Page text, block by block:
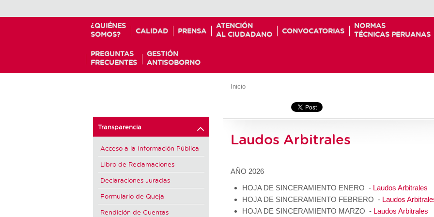
¿QUIÉNES
SOMOS?
CALIDAD PRENSA
ATENCIÓN
AL CIUDADANO
CONVOCATORIAS
NORMAS
TÉCNICAS PERUANAS
PREGUNTAS
FRECUENTES
GESTIÓN
ANTISOBORNO
Transparencia
Acceso a la Información Pública
Libro de Reclamaciones
Declaraciones Juradas
Formulario de Queja
Rendición de Cuentas
Inicio
Laudos Arbitrales
AÑO 2026
HOJA DE SINCERAMIENTO ENERO - Laudos Arbitrales
HOJA DE SINCERAMIENTO FEBRERO - Laudos
HOJA DE SINCERAMIENTO MARZO - Laudos Arbitrales